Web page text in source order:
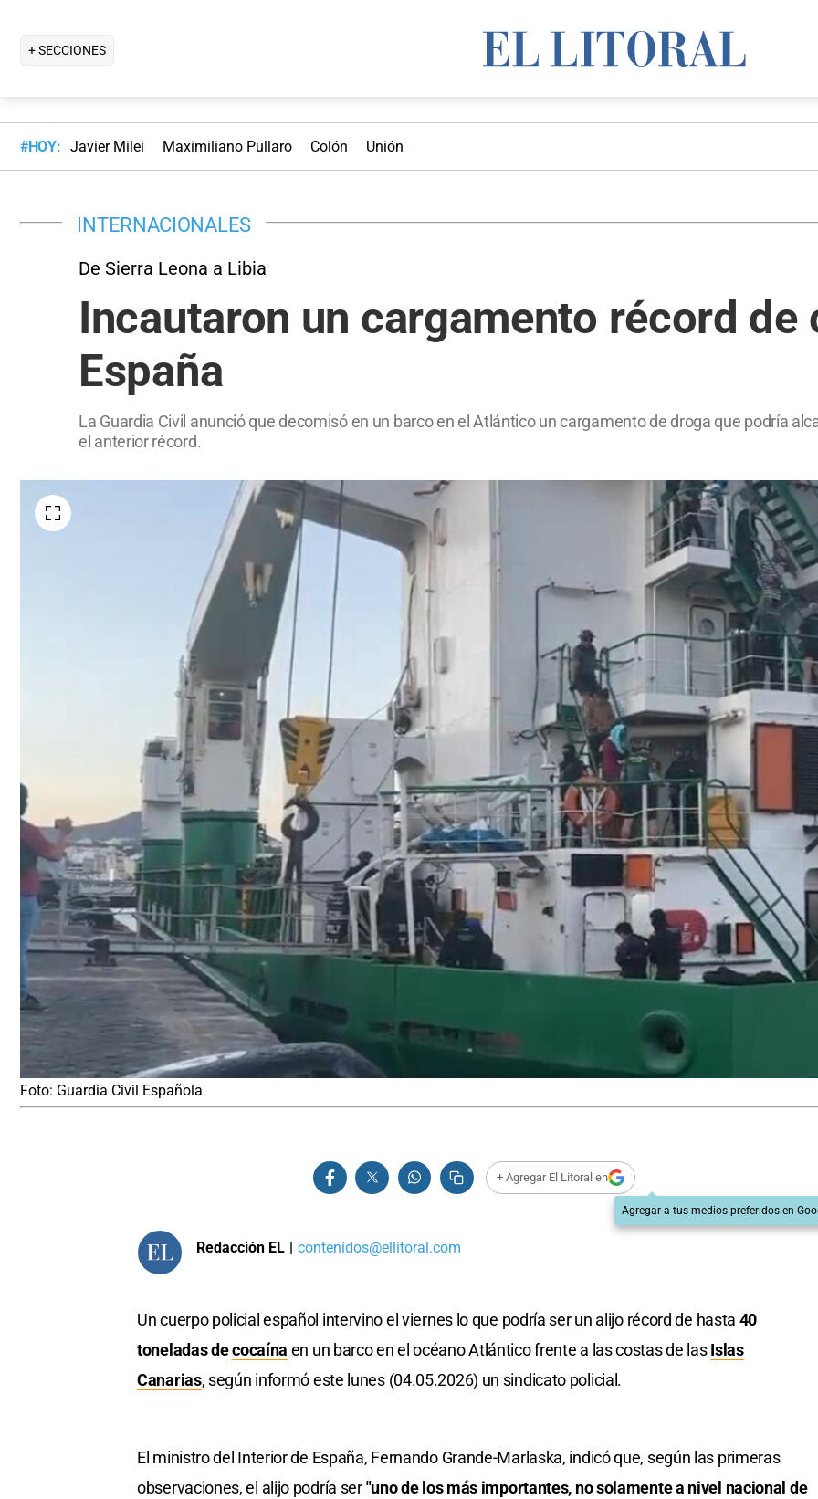
+ SECCIONES
#HOY: Javier Milei Maximiliano Pullaro Colón Unión
INTERNACIONALES
De Sierra Leona a Libia
Incautaron un cargamento récord de
España
La Guardia Civil anunció que decomisó en un barco en el Atlántico un cargamento de droga que podría
el anterior récord.
Foto: Guardia Civil Española
+ Agregar El Litoral en
Agregar a tus medios preferidos en
Redacción EL | contenidos@ellitoral.com
Un cuerpo policial español intervino el viernes lo que podría ser un alijo récord de hasta 40
toneladas decocaína en un barco en el océano Atlántico frente a las costas de lasIslas
Canarias, según informó este lunes (04.05.2026) un sindicato policial.
El ministro del Interior de España, Fernando Grande-Marlaska, indicó que, según las primeras
observaciones, el alijo podría ser"uno de los más importantes, no solamente a nivel nacional de